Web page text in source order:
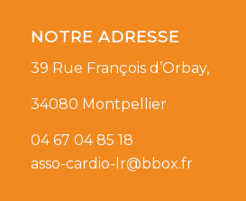
NOTRE ADRESSE
39 Rue François d’Orbay,
34080 Montpellier
04 67 04 85 18
asso-cardio-lr@bbox.fr